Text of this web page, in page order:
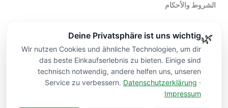
الشروط والأحكام
حق الانسحاب
🌿
Deine Privatsphäre ist uns wichtig
Wir nutzen Cookies und ähnliche Technologien, um dir
das beste Einkaufserlebnis zu bieten. Einige sind
technisch notwendig, andere helfen uns, unseren
Service zu verbessern. Datenschutzerklärung ·
Impressum